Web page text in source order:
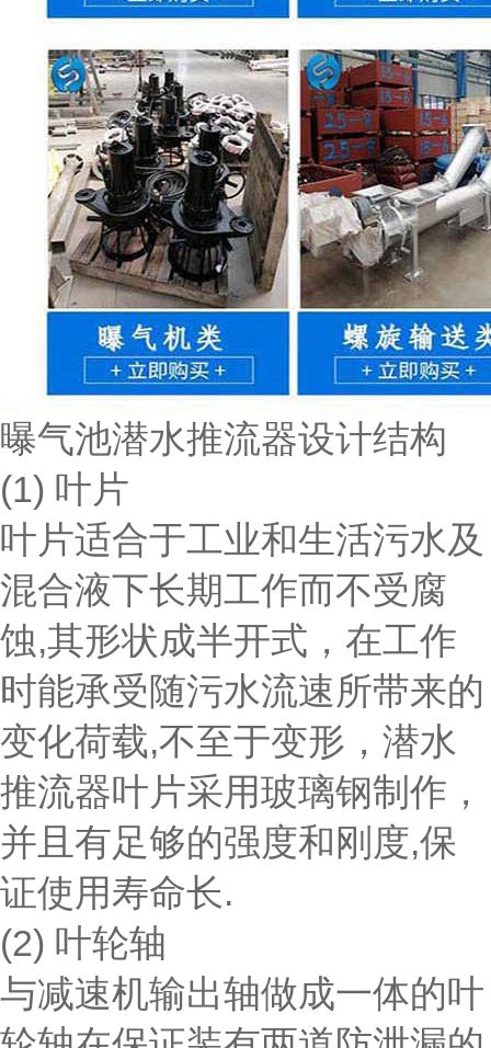
曝气池潜水推流器设计结构
(1) 叶片
叶片适合于工业和生活污水及
混合液下长期工作而不受腐
蚀,其形状成半开式，在工作
时能承受随污水流速所带来的
变化荷载,不至于变形，潜水
推流器叶片采用玻璃钢制作，
并且有足够的强度和刚度,保
证使用寿命长.
(2) 叶轮轴
与减速机输出轴做成一体的叶